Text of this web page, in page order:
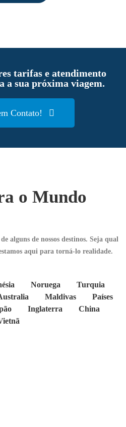
tarifas e atendimento
a sua próxima viagem.
Contato!
o Mundo
alguns de nossos destinos. Seja qual
aqui para torná-lo realidade.
Noruega
Turquia
Maldivas
Países
Inglaterra
China